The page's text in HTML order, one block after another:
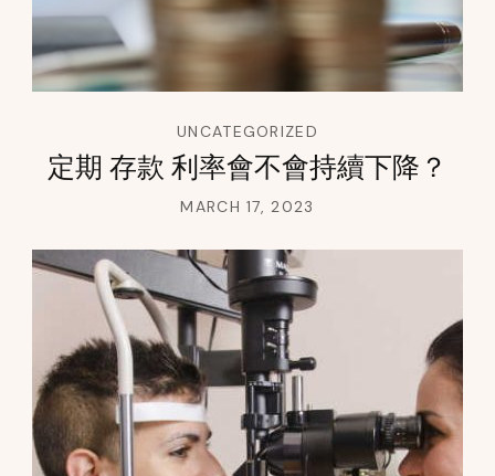
UNCATEGORIZED
定期 存款 利率會不會持續下降？
MARCH 17, 2023